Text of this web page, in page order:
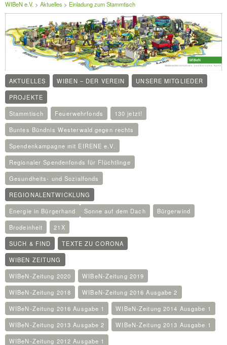
WIBeN e.V. > Aktuelles > Einladung zum Stammtisch
AKTUELLES WIBEN – DER VEREIN
UNSERE MITGLIEDER
PROJEKTE
Stammtisch
Feuerwehrfonds
130 jetzt!
Buntes Bündnis Westerwald gegen rechts
Spendenkampagne mit EIRENE e.V.
Regionaler Spendenfonds für Flüchtlinge
Gesundheits- und Sozialfonds
REGIONALENTWICKLUNG
Energie in Bürgerhand
Sonne auf dem Dach
Bürgerwind
Brodeinheit
21X
SUCH & FIND
TEXTE ZU CORONA
WIBEN ZEITUNG
WIBeN-Zeitung 2020
WIBeN-Zeitung 2019
WIBeN-Zeitung 2018
WIBeN-Zeitung 2016 Ausgabe 2
WIBeN-Zeitung 2016 Ausgabe 1
WIBeN-Zeitung 2014 Ausgabe 1
WIBeN-Zeitung 2013 Ausgabe 2
WIBeN-Zeitung 2013 Ausgabe 1
WIBeN-Zeitung 2012 Ausgabe 1